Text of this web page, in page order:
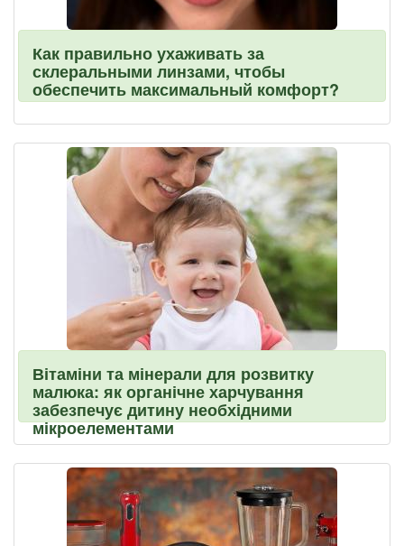
Как правильно ухаживать за
склеральными линзами, чтобы
обеспечить максимальный комфорт?
Вітаміни та мінерали для розвитку
малюка: як органічне харчування
забезпечує дитину необхідними
мікроелементами